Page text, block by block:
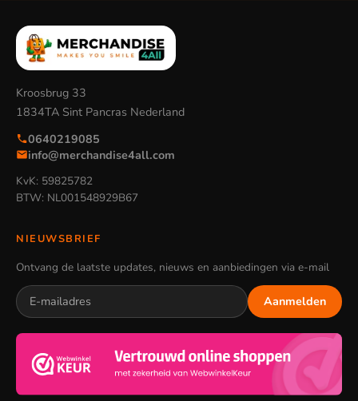
Kroosbrug 33
1834TA Sint Pancras Nederland
0640219085
info@merchandise4all.com
KvK: 59825782
BTW: NL001548929B67
NIEUWSBRIEF
Ontvang de laatste updates, nieuws en aanbiedingen via e-mail
Aanmelden